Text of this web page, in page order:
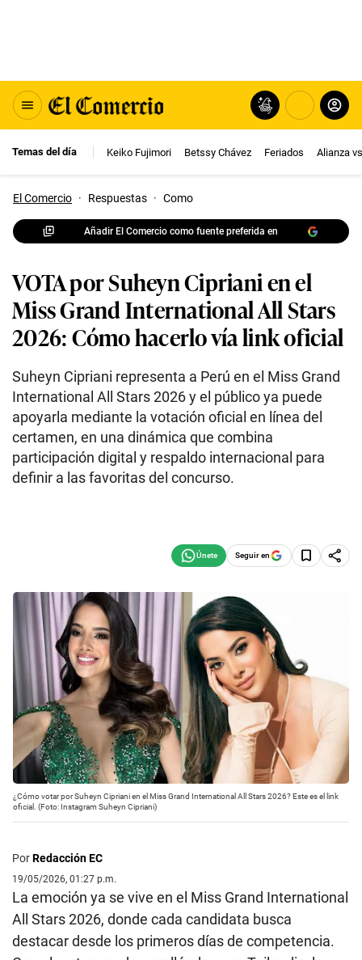
Temas del día Keiko Fujimori Betssy Chávez Feriados Alianza
El Comercio · Respuestas · Como
Añadir El Comercio como fuente preferida en
VOTA por Suheyn Cipriani en el
Miss Grand International All Stars
2026: Cómo hacerlo vía link oficial
Suheyn Cipriani representa a Perú en el Miss Grand
International All Stars 2026 y el público ya puede
apoyarla mediante la votación oficial en línea del
certamen, en una dinámica que combina
participación digital y respaldo internacional para
definir a las favoritas del concurso.
Seguir en
¿Cómo votar por Suheyn Cipriani en el Miss Grand International All Stars 2026? Este es el link
oficial. (Foto: Instagram Suheyn Cipriani)
PorRedacción EC
19/05/2026, 01:27 p.m.
La emoción ya se vive en el Miss Grand International
All Stars 2026, donde cada candidata busca
destacar desde los primeros días de competencia.